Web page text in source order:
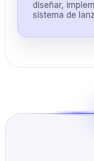
diseñar,
sistema de